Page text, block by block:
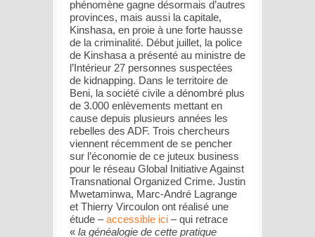
phénomène gagne désormais d’autres
provinces, mais aussi la capitale,
Kinshasa, en proie à une forte hausse
de la criminalité. Début juillet, la police
de Kinshasa a présenté au ministre de
l’Intérieur 27 personnes suspectées
de kidnapping. Dans le territoire de
Beni, la société civile a dénombré plus
de 3.000 enlèvements mettant en
cause depuis plusieurs années les
rebelles des ADF. Trois chercheurs
viennent récemment de se pencher
sur l’économie de ce juteux business
pour le réseau Global Initiative Against
Transnational Organized Crime. Justin
Mwetaminwa, Marc-André Lagrange
et Thierry Vircoulon ont réalisé une
étude –accessible ici – qui retrace
« la généalogie de cette pratique